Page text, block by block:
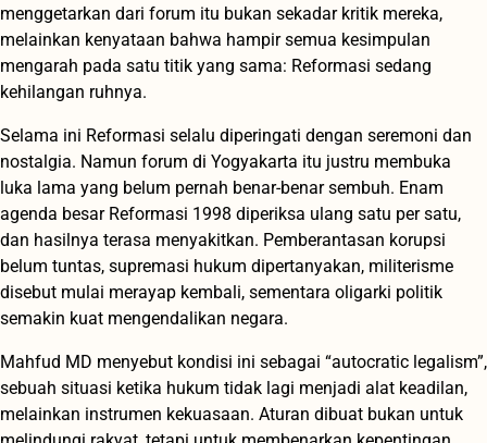
menggetarkan dari forum itu bukan sekadar kritik mereka,
melainkan kenyataan bahwa hampir semua kesimpulan
mengarah pada satu titik yang sama: Reformasi sedang
kehilangan ruhnya.
Selama ini Reformasi selalu diperingati dengan seremoni dan
nostalgia. Namun forum di Yogyakarta itu justru membuka
luka lama yang belum pernah benar-benar sembuh. Enam
agenda besar Reformasi 1998 diperiksa ulang satu per satu,
dan hasilnya terasa menyakitkan. Pemberantasan korupsi
belum tuntas, supremasi hukum dipertanyakan, militerisme
disebut mulai merayap kembali, sementara oligarki politik
semakin kuat mengendalikan negara.
Mahfud MD menyebut kondisi ini sebagai “autocratic legalism”,
sebuah situasi ketika hukum tidak lagi menjadi alat keadilan,
melainkan instrumen kekuasaan. Aturan dibuat bukan untuk